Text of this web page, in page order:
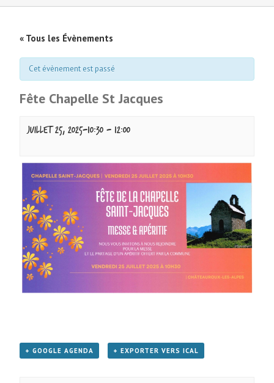
« Tous les Évènements
Cet évènement est passé
Fête Chapelle St Jacques
juillet 25, 2025-10:30 - 12:00
+ GOOGLE AGENDA + EXPORTER VERS ICAL